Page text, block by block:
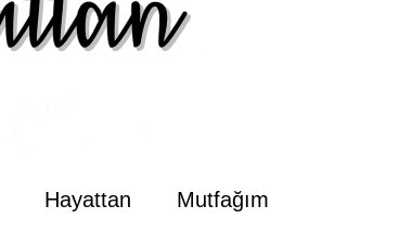
Hayattan Mutfağım